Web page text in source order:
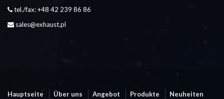
tel./fax: +48 42 239 86 86
sales@exhaust.pl
Hauptseite Über uns Angebot Produkte
Neuheiten